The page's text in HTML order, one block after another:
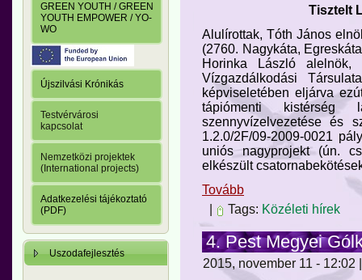
GREEN YOUTH / GREEN
YOUTH EMPOWER / YO-
WO
Újszilvási Krónikás
Testvérvárosi
kapcsolat
Nemzetközi projektek
(International projects)
Adatkezelési tájékoztató
(PDF)
Uszodafejlesztés
Tisztelt
Alulírottak, Tóth János
(2760. Nagykáta,
Horinka László alelnök,
Vízgazdálkodási
képviseletében eljárva
tápiómenti kistérség
szennyvízelvezetése és
1.2.0/2F/09-2009-0021
uniós nagyprojekt (ún.
elkészült
Tovább
Tags: Közéleti hírek
4. Pest Megyei
2015, november 11 - 12:02